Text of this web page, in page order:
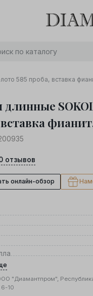
0 :
585 проба, вставка
длинные
отзывов
онлайн-обзор
"Диамантпром",
10